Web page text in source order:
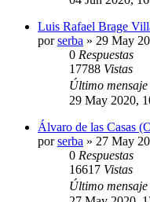
Luis Rafael Brage
porserba » 29 May
0 Respuestas
17788 Vistas
Último mensaje
29 May 2020,
Álvaro de las Casas
porserba » 27 May
0 Respuestas
16617 Vistas
Último mensaje